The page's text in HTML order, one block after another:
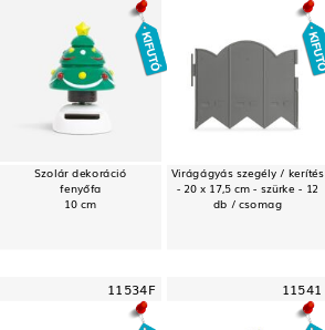
Szolár dekoráció
fenyőfa
10 cm
Virágágyás szegély / kerítés
- 20 x 17,5 cm - szürke - 12
db / csomag
11534F 11541